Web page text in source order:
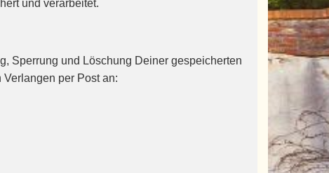
und verarbeitet.
Sperrung und Löschung Deiner gespeicherten
per Post an: